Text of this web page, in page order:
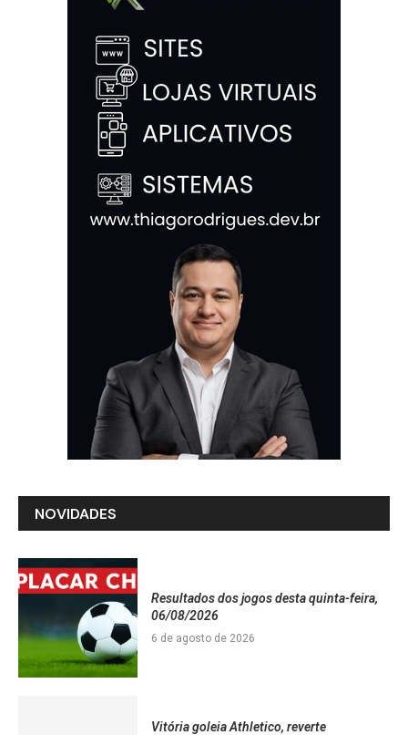
NOVIDADES
Resultados dos jogos desta quinta-feira,
06/08/2026
6 de agosto de 2026
Vitória goleia Athletico, reverte